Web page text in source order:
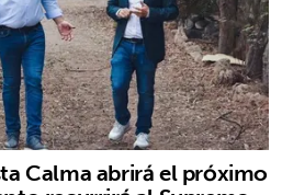
Calma abrirá el próximo